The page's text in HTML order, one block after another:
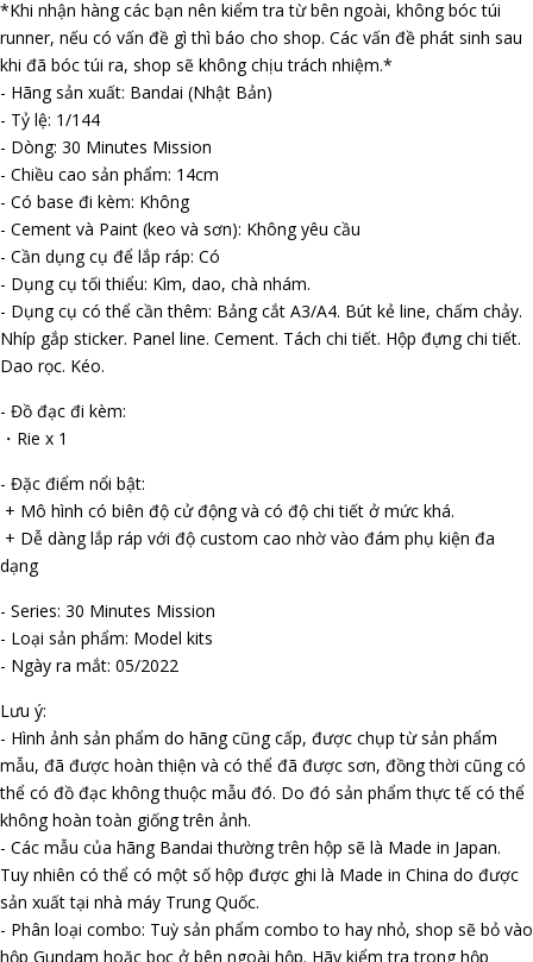
*Khi nhận hàng các bạn nên kiểm tra từ bên ngoài, không bóc túi
runner, nếu có vấn đề gì thì báo cho shop. Các vấn đề phát sinh sau
khi đã bóc túi ra, shop sẽ không chịu trách nhiệm.*
- Hãng sản xuất: Bandai (Nhật Bản)
- Tỷ lệ: 1/144
- Dòng: 30 Minutes Mission
- Chiều cao sản phẩm: 14cm
- Có base đi kèm: Không
- Cement và Paint (keo và sơn): Không yêu cầu
- Cần dụng cụ để lắp ráp: Có
- Dụng cụ tối thiểu: Kìm, dao, chà nhám.
- Dụng cụ có thể cần thêm: Bảng cắt A3/A4. Bút kẻ line, chấm chảy.
Nhíp gắp sticker. Panel line. Cement. Tách chi tiết. Hộp đựng chi tiết.
Dao rọc. Kéo.
- Đồ đạc đi kèm:
・Rifle x 1
- Đặc điểm nổi bật:
+ Mô hình có biên độ cử động và có độ chi tiết ở mức khá.
+ Dễ dàng lắp ráp với độ custom cao nhờ vào đám phụ kiện đa
dạng
- Series: 30 Minutes Mission
- Loại sản phẩm: Model kits
- Ngày ra mắt: 05/2022
Lưu ý:
- Hình ảnh sản phẩm do hãng cũng cấp, được chụp từ sản phẩm
mẫu, đã được hoàn thiện và có thể đã được sơn, đồng thời cũng có
thể có đồ đạc không thuộc mẫu đó. Do đó sản phẩm thực tế có thể
không hoàn toàn giống trên ảnh.
- Các mẫu của hãng Bandai thường trên hộp sẽ là Made in Japan.
Tuy nhiên có thể có một số hộp được ghi là Made in China do được
sản xuất tại nhà máy Trung Quốc.
- Phân loại combo: Tuỳ sản phẩm combo to hay nhỏ, shop sẽ bỏ vào
hộp Gundam hoặc bọc ở bên ngoài hộp. Hãy kiểm tra trong hộp